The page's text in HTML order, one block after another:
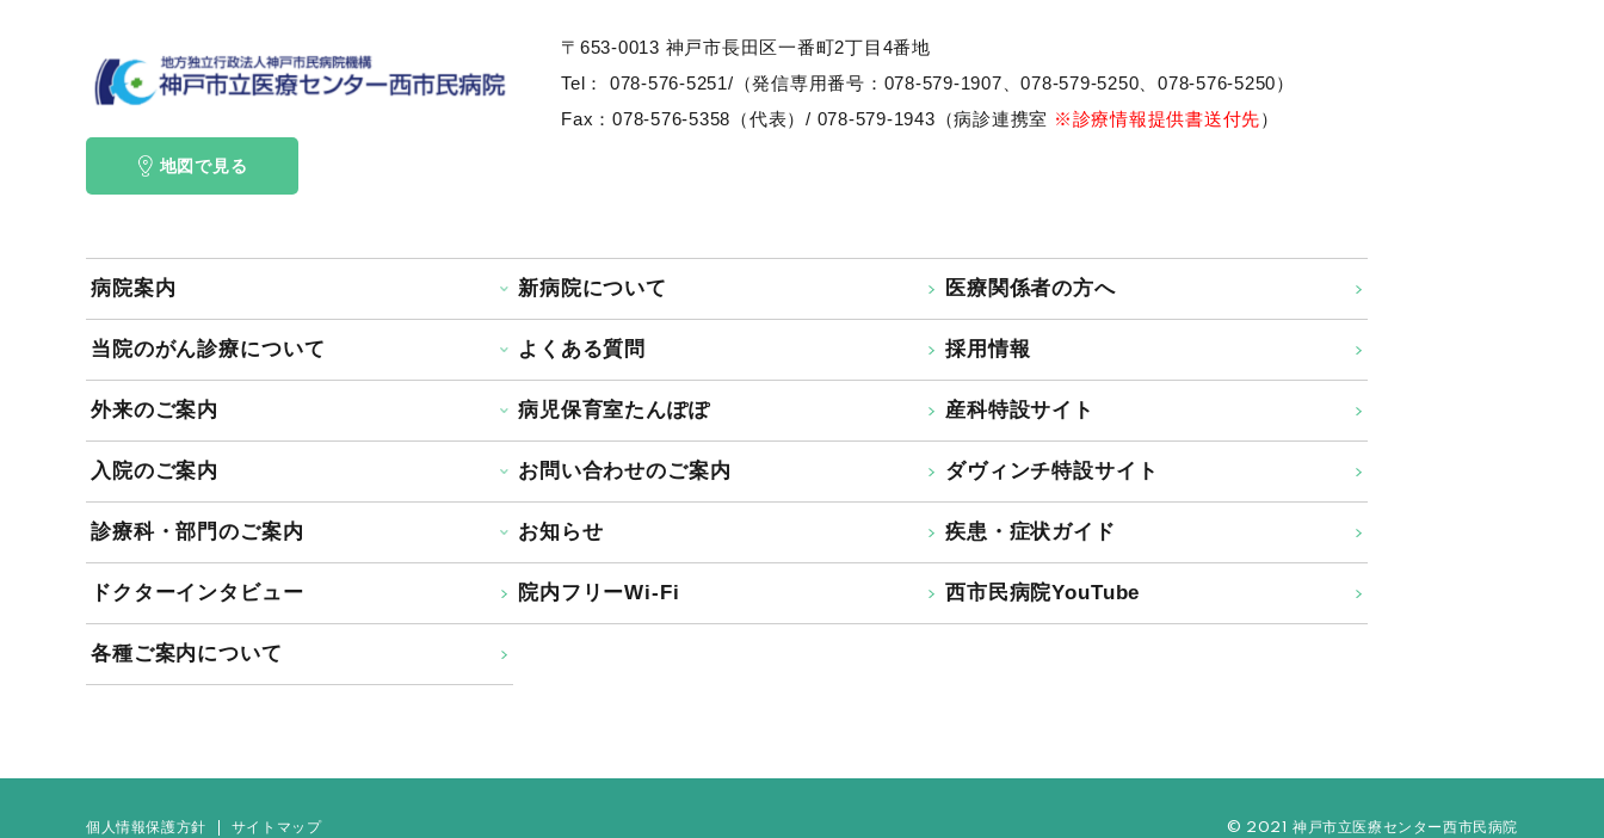
〒653-0013 神戸市長田区一番町2丁目4番地
Tel：
078-576-5251/（発信専用番号：078-579-1907、078-579-5250、 078-576-5250）
Fax：078-576-5358（代表）/ 078-579-1943（病診連携室 ※診療情報提供書送付先）
地図で見る
病院案内
当院のがん診療について
外来のご案内
入院のご案内
診療科・部門のご案内
ドクターインタビュー
各種ご案内について
新病院について
よくある質問
病児保育室たんぽぽ
お問い合わせのご案内
お知らせ
院内フリーWi-Fi
医療関係者の方へ
採用情報
産科特設サイト
ダヴィンチ特設サイト
疾患・症状ガイド
西市民病院YouTube
個人情報保護方針 サイトマップ © 2021 神戸市立医療センター西市民病院